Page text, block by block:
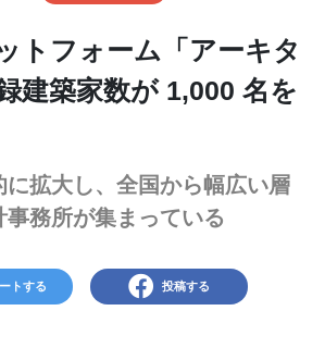
トフォーム「アーキタ
建築家数が 1,000 名を
に拡大し、全国から幅広い層
務所が集まっている
トする 投稿する